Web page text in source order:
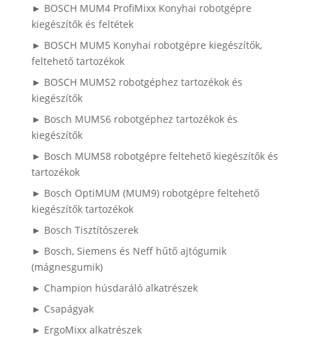
► BOSCH MUM4 ProfiMixx Konyhai robotgépre
kiegészítők és feltétek
► BOSCH MUM5 Konyhai robotgépre kiegészítők,
feltehető tartozékok
► BOSCH MUMS2 robotgéphez tartozékok és
kiegészítők
► Bosch MUMS6 robotgéphez tartozékok és
kiegészítők
► Bosch MUMS8 robotgépre feltehető kiegészítők és
tartozékok
► Bosch OptiMUM (MUM9) robotgépre feltehető
kiegészítők tartozékok
► Bosch Tisztítószerek
► Bosch, Siemens és Neff hűtő ajtógumik
(mágnesgumik)
► Champion húsdaráló alkatrészek
► Csapágyak
► ErgoMixx alkatrészek